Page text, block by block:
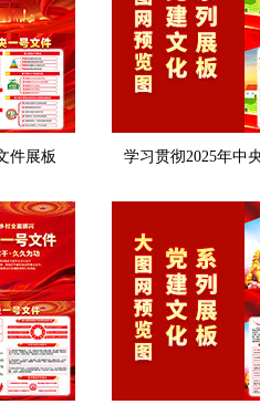
件展板 学习贯彻2025年中